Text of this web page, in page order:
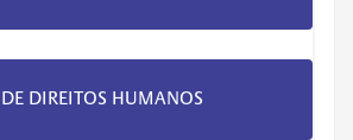
DIREITOS HUMANOS